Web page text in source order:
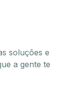
soluções e
a gente te